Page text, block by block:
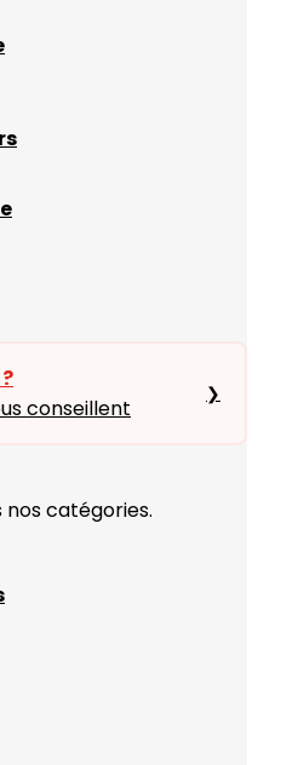
conseillent
❯
catégories.